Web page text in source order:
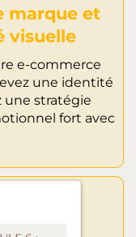
marque et
visuelle
e-commerce
une identité
une stratégie
fort avec